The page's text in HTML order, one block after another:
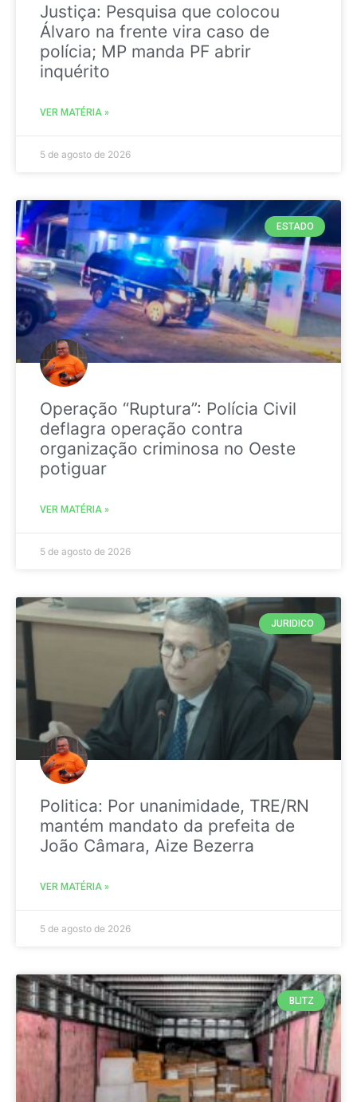
Justiça: Pesquisa que colocou
Álvaro na frente vira caso de
polícia; MP manda PF abrir
inquérito
VER MATÉRIA »
5 de agosto de 2026
ESTADO
Operação “Ruptura”: Polícia Civil
deflagra operação contra
organização criminosa no Oeste
potiguar
VER MATÉRIA »
5 de agosto de 2026
JURIDICO
Politica: Por unanimidade, TRE/RN
mantém mandato da prefeita de
João Câmara, Aize Bezerra
VER MATÉRIA »
5 de agosto de 2026
BLITZ